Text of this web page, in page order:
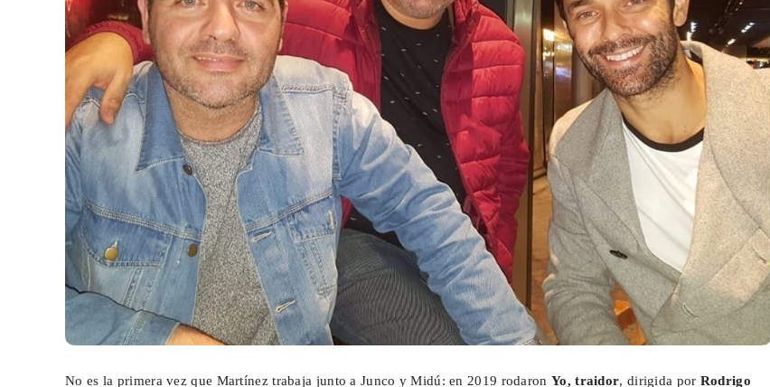
No es la primera vez que Martínez trabaja junto a Junco y Midú: en 2019 rodaron Yo, traidor, dirigida por Rodrigo